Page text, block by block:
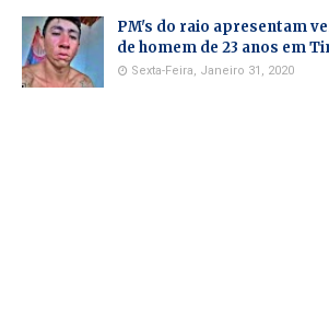
PM's do raio apresentam
de homem de 23 anos em
Sexta-Feira, Janeiro 31, 2020